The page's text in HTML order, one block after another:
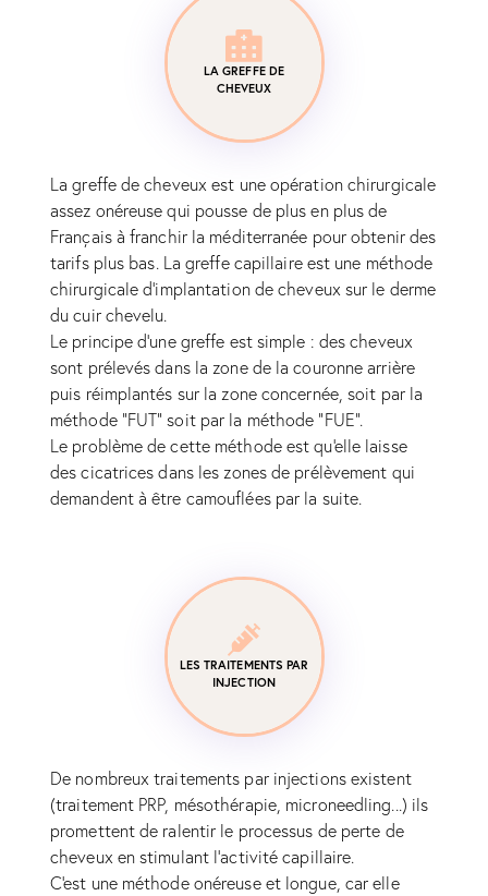
LA GREFFE DE
CHEVEUX
La greffe de cheveux est une opération chirurgicale
assez onéreuse qui pousse de plus en plus de
Français à franchir la méditerranée pour obtenir des
tarifs plus bas. La greffe capillaire est une méthode
chirurgicale d'implantation de cheveux sur le derme
du cuir chevelu.
Le principe d'une greffe est simple : des cheveux
sont prélevés dans la zone de la couronne arrière
puis réimplantés sur la zone concernée, soit par la
méthode "FUT" soit par la méthode "FUE".
Le problème de cette méthode est qu'elle laisse
des cicatrices dans les zones de prélèvement qui
demandent à être camouflées par la suite.
LES TRAITEMENTS PAR
INJECTION
De nombreux traitements par injections existent
(traitement PRP, mésothérapie, microneedling...) ils
promettent de ralentir le processus de perte de
cheveux en stimulant l'activité capillaire.
C'est une méthode onéreuse et longue, car elle